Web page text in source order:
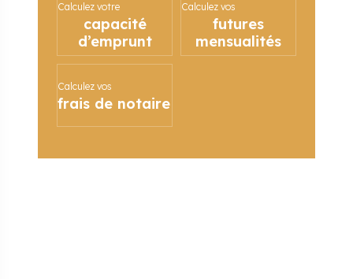
Calculez votre
capacité
d’emprunt
Calculez vos
futures
mensualités
Calculez vos
frais de notaire